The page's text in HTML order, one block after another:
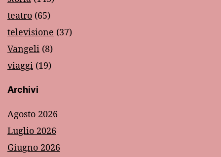
teatro (65)
televisione (37)
Vangeli (8)
viaggi (19)
Archivi
Agosto 2026
Luglio 2026
Giugno 2026